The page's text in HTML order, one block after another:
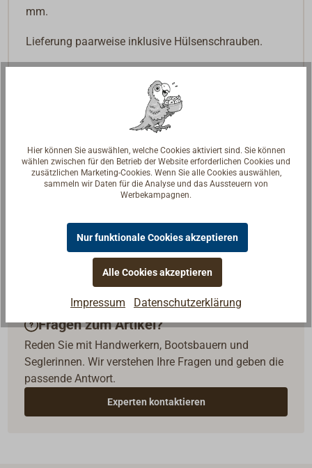
mm.
Lieferung paarweise inklusive Hülsenschrauben.
Fragen zum Artikel?
Reden Sie mit Handwerkern, Bootsbauern und
Seglerinnen. Wir verstehen Ihre Fragen und geben die
passende Antwort.
Experten kontaktieren
Hier können Sie auswählen, welche Cookies aktiviert sind. Sie können
wählen zwischen für den Betrieb der Website erforderlichen Cookies und
zusätzlichen Marketing-Cookies. Wenn Sie alle Cookies auswählen,
sammeln wir Daten für die Analyse und das Aussteuern von
Werbekampagnen.
Nur funktionale Cookies akzeptieren
Alle Cookies akzeptieren
Impressum Datenschutzerklärung